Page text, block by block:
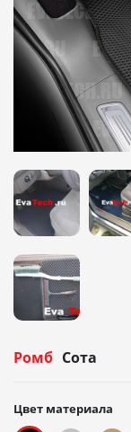
Ромб Сота
Цвет материала